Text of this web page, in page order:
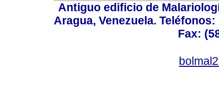
Antiguo edificio de
Aragua, Venezuela. Teléfonos:
Fax: